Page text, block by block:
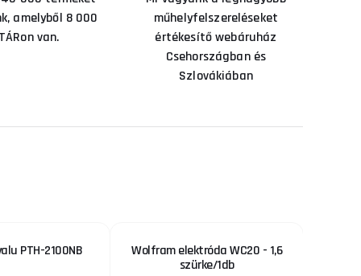
amelyből 8 000
van.
műhelyfelszereléseket
értékesítő webáruház
Csehországban és
Szlovákiában
PTH-2100NB
Wolfram elektróda WC20 - 1,6
szürke/1db